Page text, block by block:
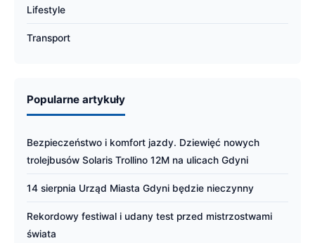
Lifestyle
Transport
Popularne artykuły
Bezpieczeństwo i komfort jazdy. Dziewięć nowych
trolejbusów Solaris Trollino 12M na ulicach Gdyni
14 sierpnia Urząd Miasta Gdyni będzie nieczynny
Rekordowy festiwal i udany test przed mistrzostwami
świata